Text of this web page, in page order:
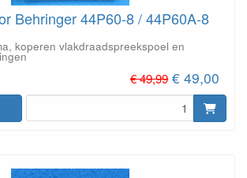
Behringer 44P60-8 / 44P60A-8
koperen vlakdraadspreekspoel en
€ 49,99 € 49,00